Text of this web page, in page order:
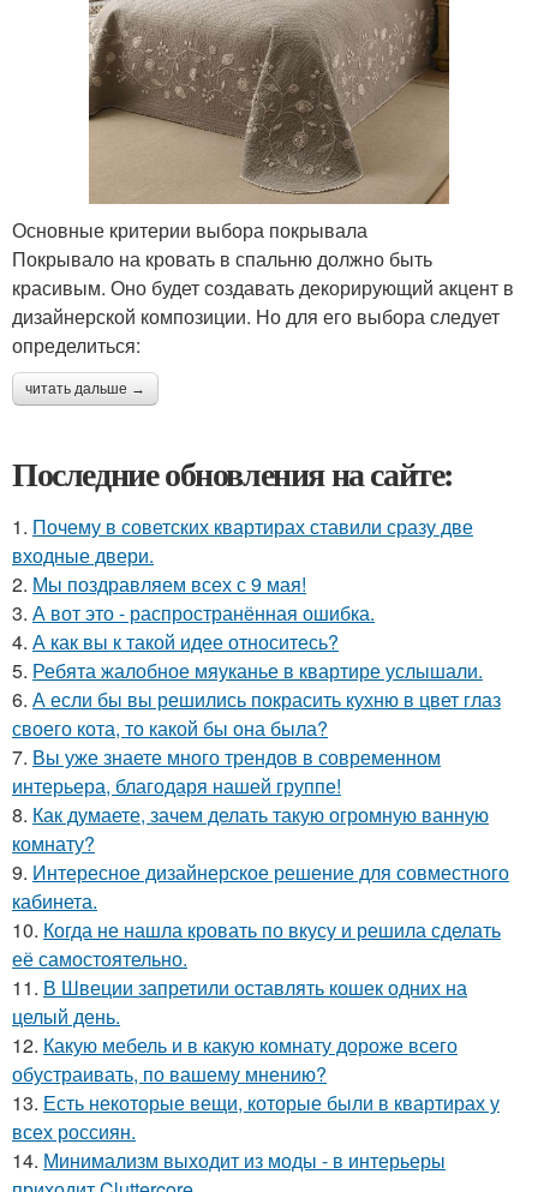
Основные критерии выбора покрывала
Покрывало на кровать в спальню должно быть
красивым. Оно будет создавать декорирующий акцент в
дизайнерской композиции. Но для его выбора следует
определиться:
читать дальше →
Последние обновления на сайте:
1. Почему в советских квартирах ставили сразу две
входные двери.
2. Мы поздравляем всех с 9 мая!
3. А вот это - распространённая ошибка.
4. А как вы к такой идее относитесь?
5. Ребята жалобное мяуканье в квартире услышали.
6. А если бы вы решились покрасить кухню в цвет глаз
своего кота, то какой бы она была?
7. Вы уже знаете много трендов в современном
интерьера, благодаря нашей группе!
8. Как думаете, зачем делать такую огромную ванную
комнату?
9. Интересное дизайнерское решение для совместного
кабинета.
10. Когда не нашла кровать по вкусу и решила сделать
её самостоятельно.
11. В Швеции запретили оставлять кошек одних на
целый день.
12. Какую мебель и в какую комнату дороже всего
обустраивать, по вашему мнению?
13. Есть некоторые вещи, которые были в квартирах у
всех россиян.
14. Минимализм выходит из моды - в интерьеры